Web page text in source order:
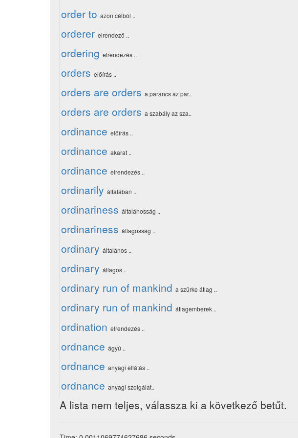
order to azon célból ..
orderer elrendező ..
ordering elrendezés ..
orders előírás ..
orders are orders a parancs az par..
orders are orders a szabály az sza..
ordinance előírás ..
ordinance akarat ..
ordinance elrendezés ..
ordinarily általában ..
ordinariness általánosság ..
ordinariness átlagosság ..
ordinary általános ..
ordinary átlagos ..
ordinary run of mankind a szürke átlag ..
ordinary run of mankind átlagemberek ..
ordination elrendezés ..
ordnance ágyú ..
ordnance anyagi ellátás ..
ordnance anyagi szolgálat..
A lista nem teljes, válassza ki a következő betűt.